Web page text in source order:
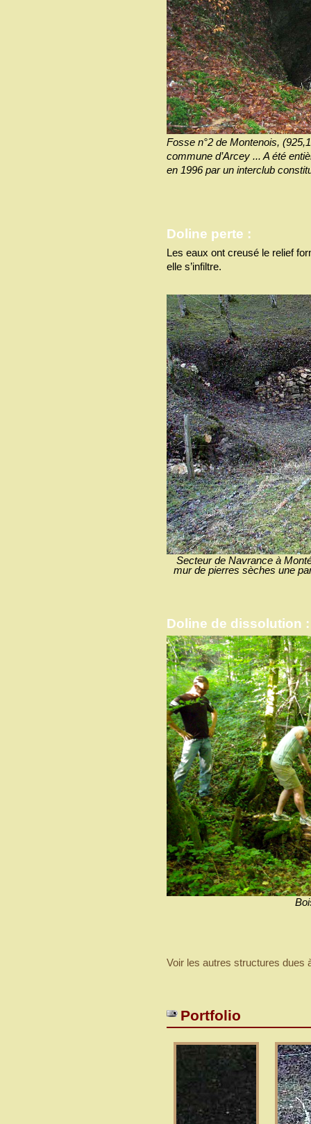
Fosse n°2 de Montenois,
commune d’Arcey ... A été
en 1996 par un interclub
Doline perte :
Les eaux ont creusé le relief
elle s’infiltre.
Secteur de Navrance à
mur de pierres sèches une
Doline de dissolution :
Voir les autres structures dues
Portfolio